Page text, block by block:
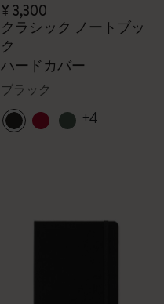
¥ 3,300
クラシック ノートブッ
ク
ハードカバー
ブラック
+4